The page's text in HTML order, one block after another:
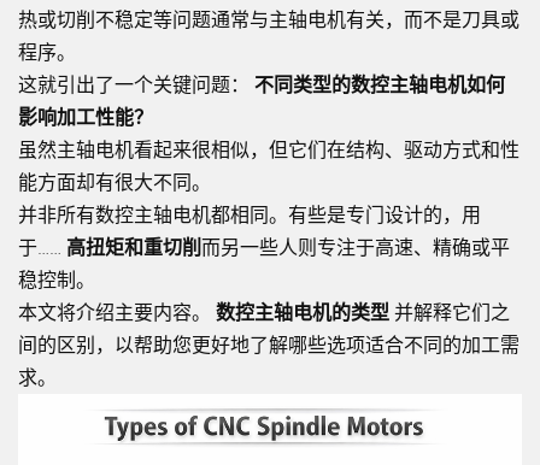
热或切削不稳定等问题通常与主轴电机有关，而不是刀具或
程序。
这就引出了一个关键问题： 不同类型的数控主轴电机如何
影响加工性能？
虽然主轴电机看起来很相似，但它们在结构、驱动方式和性
能方面却有很大不同。
并非所有数控主轴电机都相同。有些是专门设计的，用
于…… 高扭矩和重切削 而另一些人则专注于高速、精确或平
稳控制。
本文将介绍主要内容。 数控主轴电机的类型 并解释它们之
间的区别，以帮助您更好地了解哪些选项适合不同的加工需
求。